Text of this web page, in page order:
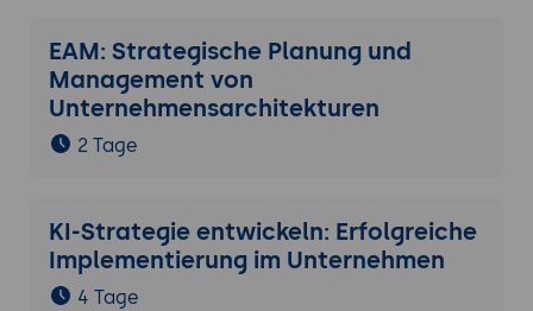
EAM: Strategische Planung und
Management von
Unternehmensarchitekturen
2 Tage
KI-Strategie entwickeln: Erfolgreiche
Implementierung im Unternehmen
4 Tage